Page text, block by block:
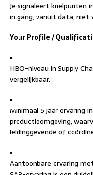
Je signaleert knelpunten
in gang, vanuit data, niet
Your Profile /
HBO-niveau in Supply
vergelijkbaar.
Minimaal 5 jaar ervaring
productieomgeving,
leidinggevende of
Aantoonbare ervaring